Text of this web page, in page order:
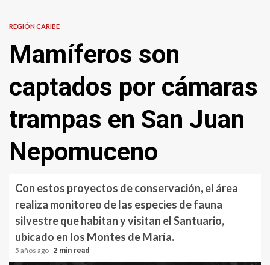
REGIÓN CARIBE
Mamíferos son
captados por cámaras
trampas en San Juan
Nepomuceno
Con estos proyectos de conservación, el área
realiza monitoreo de las especies de fauna
silvestre que habitan y visitan el Santuario,
ubicado en los Montes de María.
5 años ago 2 min read